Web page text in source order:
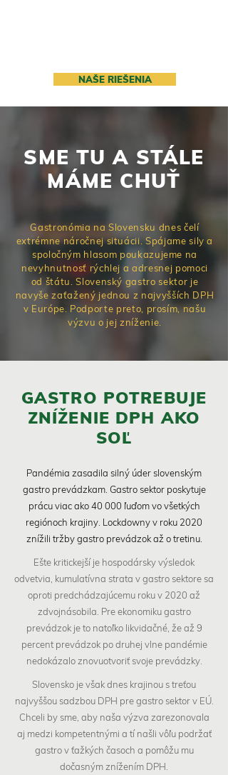
NAŠE RIEŠENIA
SME TU A STÁLE
MÁME CHUŤ
Gastronómia na Slovensku dnes čelí
extrémne náročnej situácii. Spájame sily a
spoločným hlasom poukazujeme na
nevyhnutnosť rýchlej a adresnej pomoci
od štátu. Slovenský gastro sektor je
navyše zaťažený jednou z najvyšších DPH
v Európe. Podporte preto, prosím, našu
výzvu o jej zníženie.
GASTRO POTREBUJE
ZNÍŽENIE DPH AKO
SOĽ
Pandémia zasadila silný úder slovenským
gastro prevádzkam. Gastro sektor poskytuje
prácu viac ako 40 000 ľuďom vo všetkých
regiónoch krajiny. Lockdowny v roku 2020
znížili tržby gastro prevádzok až o tretinu.
Ešte kritickejší je hospodársky výsledok
odvetvia, kumulatívna strata v gastro sektore sa
oproti predchádzajúcemu roku v 2020 až
zdvojnásobila. Pre ekonomiku gastro
prevádzok je to natoľko likvidačné, že až 9
percent prevádzok po druhej vlne pandémie
nedokázalo znovuotvoriť svoje prevádzky.
Slovensko je však dnes krajinou s treťou
najvyššou sadzbou DPH pre gastro sektor v EÚ.
Chceli by sme, aby naša výzva zarezonovala
aj medzi kompetentnými a tí našli vôľu podržať
gastro v ťažkých časoch a pomôžu mu
dočasným znížením DPH.